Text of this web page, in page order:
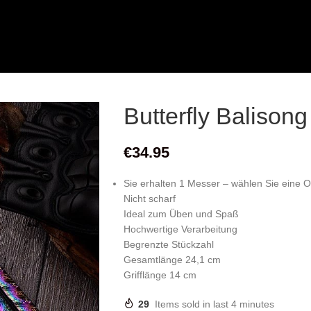
Butterfly
€34.95
Sie erhalten 1 Messer – wählen Sie eine
Nicht scharf
Ideal zum Üben und Spaß
Hochwertige Verarbeitung
Begrenzte Stückzahl
Gesamtlänge 24,1 cm
Grifflänge 14 cm
29 Items sold in last 4 minutes